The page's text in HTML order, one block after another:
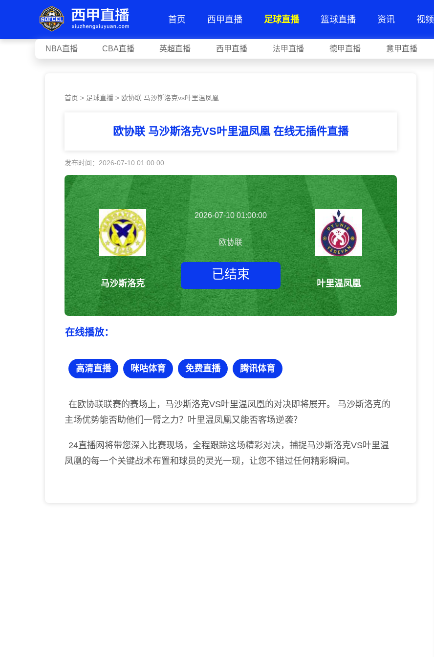
首页 西甲直播 足球直播 篮球直播 资讯 视频
NBA直播 CBA直播 英超直播 西甲直播 法甲直播 德甲直播 意甲直播
首页 > 足球直播 > 欧协联 马沙斯洛克vs叶里温凤凰
欧协联 马沙斯洛克VS叶里温凤凰 在线无插件直播
发布时间：2026-07-10 01:00:00
马沙斯洛克
2026-07-10 01:00:00
欧协联
已结束
叶里温凤凰
在线播放：
高清直播 咪咕体育 免费直播 腾讯体育
在欧协联联赛的赛场上，马沙斯洛克VS叶里温凤凰的对决即将展开。 马沙斯洛克的
主场优势能否助他们一臂之力？叶里温凤凰又能否客场逆袭？
24直播网将带您深入比赛现场，全程跟踪这场精彩对决，捕捉马沙斯洛克VS叶里温
凤凰的每一个关键战术布置和球员的灵光一现，让您不错过任何精彩瞬间。